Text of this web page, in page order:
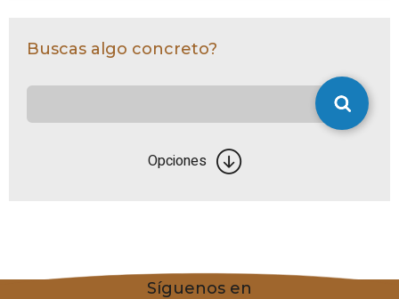
Buscas algo concreto?
Opciones
Síguenos en